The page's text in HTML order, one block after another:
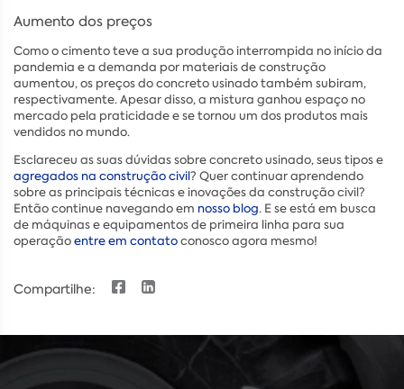
Aumento dos preços
Como o cimento teve a sua produção interrompida no início da
pandemia e a demanda por materiais de construção
aumentou, os preços do concreto usinado também subiram,
respectivamente. Apesar disso, a mistura ganhou espaço no
mercado pela praticidade e se tornou um dos produtos mais
vendidos no mundo.
Esclareceu as suas dúvidas sobre concreto usinado, seus tipos e
agregados na construção civil? Quer continuar aprendendo
sobre as principais técnicas e inovações da construção civil?
Então continue navegando em nosso blog. E se está em busca
de máquinas e equipamentos de primeira linha para sua
operaçãoentre em contatoconosco agora mesmo!
Compartilhe: